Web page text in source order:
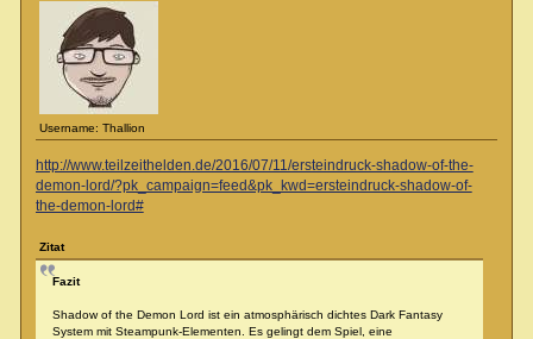
Username: Thallion
http://www.teilzeithelden.de/2016/07/11/ersteindruck-shadow-of-the-
demon-lord/?pk_campaign=feed&pk_kwd=ersteindruck-shadow-of-
the-demon-lord#
Zitat
Fazit
Shadow of the Demon Lord ist ein atmosphärisch dichtes Dark Fantasy
System mit Steampunk-Elementen. Es gelingt dem Spiel, eine